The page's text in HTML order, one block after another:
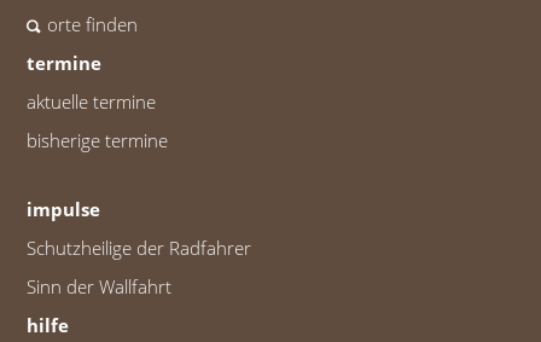
orte finden
termine
aktuelle termine
bisherige termine
impulse
Schutzheilige der Radfahrer
Sinn der Wallfahrt
hilfe